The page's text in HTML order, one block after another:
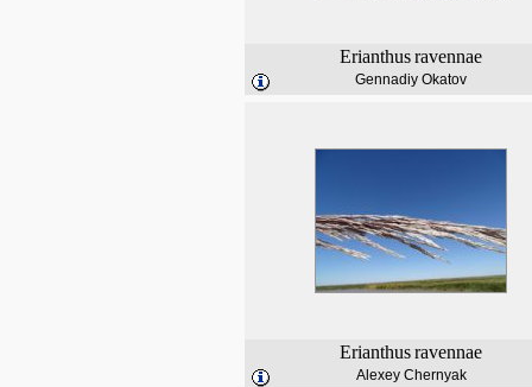
Erianthusravennae
Gennadiy Okatov
Erianthusravennae
Alexey Chernyak